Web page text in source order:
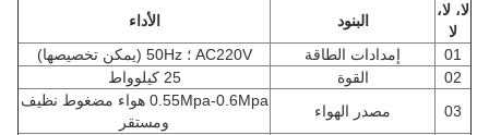
لا، لا،
لا
البنود
الأداء
01
إمدادات الطاقة
AC220V ؛ 50Hz (يمكن تخصيصها)
02
القوة
25 كيلوواط
03
مصدر الهواء
0.55Mpa-0.6Mpa هواء مضغوط نظيف
ومستقر